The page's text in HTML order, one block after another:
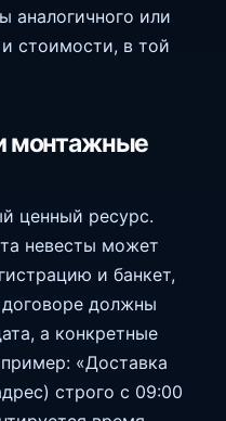
аналогичного или
стоимости, в той
монтажные
ценный ресурс.
невесты может
и банкет,
должны
а конкретные
«Доставка
строго с 09:00